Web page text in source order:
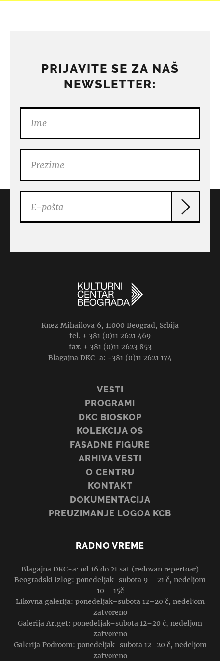
PRIJAVITE SE ZA NAŠ
NEWSLETTER:
Knez Mihailova 6, 11000 Beograd, Srbija
tel. + 381 (0)11 2621 469
fax. + 381 (0)11 2623 853
Blagajna DKC-a: +381 (0)11 2621 174
VESTI
PROGRAMI
DKC BIOSKOP
KOLEKCIJA OS
FASADNE FIGURE
ARHIVA VESTI
O CENTRU
KONTAKT
DOKUMENTACIJA
PREUZIMANJE LOGOA KCB
RADNO VREME
Blagajna DKC-a: od 16 do 21 sat (redovan repertoar)
Beogradski izlog: ponedeljak–subota 9 – 21 č, nedeljom
10 – 15č
Likovna galerija: ponedeljak–subota 12–20 č, nedeljom
zatvoreno
Galerija Artget: ponedeljak–subota 12–20 č, nedeljom
zatvoreno
Galerija Podroom: ponedeljak–subota 12–20 č, nedeljom
zatvoreno